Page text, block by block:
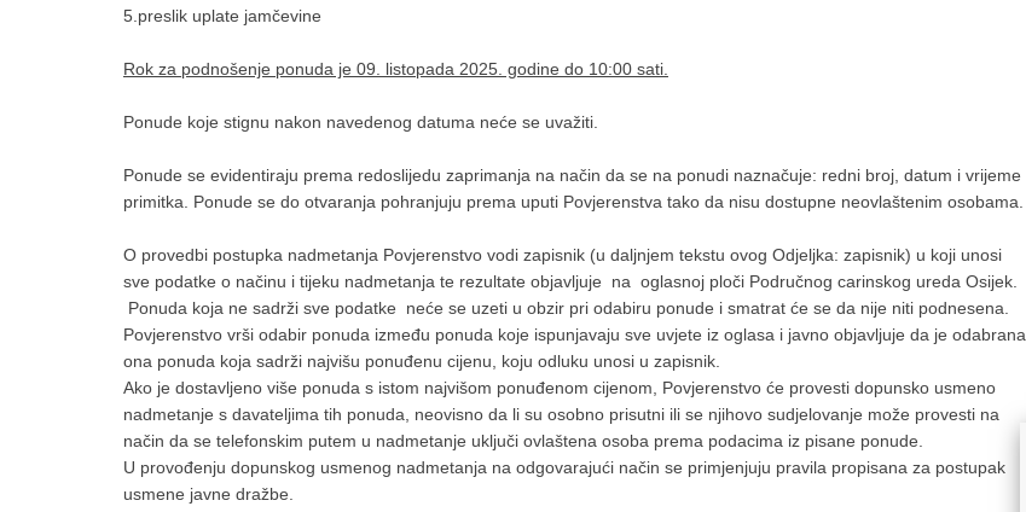
5.preslik uplate jamčevine
Rok za podnošenje ponuda je 09. listopada 2025. godine do 10:00 sati.
Ponude koje stignu nakon navedenog datuma neće se uvažiti.
Ponude se evidentiraju prema redoslijedu zaprimanja na način da se na ponudi naznačuje: redni broj, datum i vrijeme
primitka. Ponude se do otvaranja pohranjuju prema uputi Povjerenstva tako da nisu dostupne neovlaštenim osobama.
O provedbi postupka nadmetanja Povjerenstvo vodi zapisnik (u daljnjem tekstu ovog Odjeljka: zapisnik) u koji unosi
sve podatke o načinu i tijeku nadmetanja te rezultate objavljuje na oglasnoj ploči Područnog carinskog ureda Osijek.
Ponuda koja ne sadrži sve podatke neće se uzeti u obzir pri odabiru ponude i smatrat će se da nije niti podnesena.
Povjerenstvo vrši odabir ponuda između ponuda koje ispunjavaju sve uvjete iz oglasa i javno objavljuje da je odabrana
ona ponuda koja sadrži najvišu ponuđenu cijenu, koju odluku unosi u zapisnik.
Ako je dostavljeno više ponuda s istom najvišom ponuđenom cijenom, Povjerenstvo će provesti dopunsko usmeno
nadmetanje s davateljima tih ponuda, neovisno da li su osobno prisutni ili se njihovo sudjelovanje može provesti na
način da se telefonskim putem u nadmetanje uključi ovlaštena osoba prema podacima iz pisane ponude.
U provođenju dopunskog usmenog nadmetanja na odgovarajući način se primjenjuju pravila propisana za postupak
usmene javne dražbe.